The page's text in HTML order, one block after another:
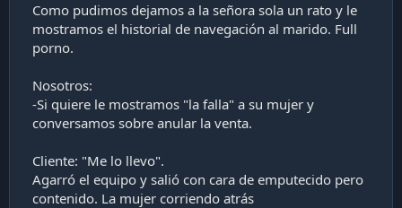
Como pudimos dejamos a la señora sola un rato y le
mostramos el historial de navegación al marido. Full
porno.
Nosotros:
-Si quiere le mostramos "la falla" a su mujer y
conversamos sobre anular la venta.
Cliente: "Me lo llevo".
Agarró el equipo y salió con cara de emputecido pero
contenido. La mujer corriendo atrás